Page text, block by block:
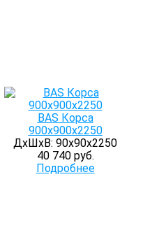
BAS Корса
900х900х2250
ДхШхВ: 90х90х2250
40 740 руб.
Подробнее